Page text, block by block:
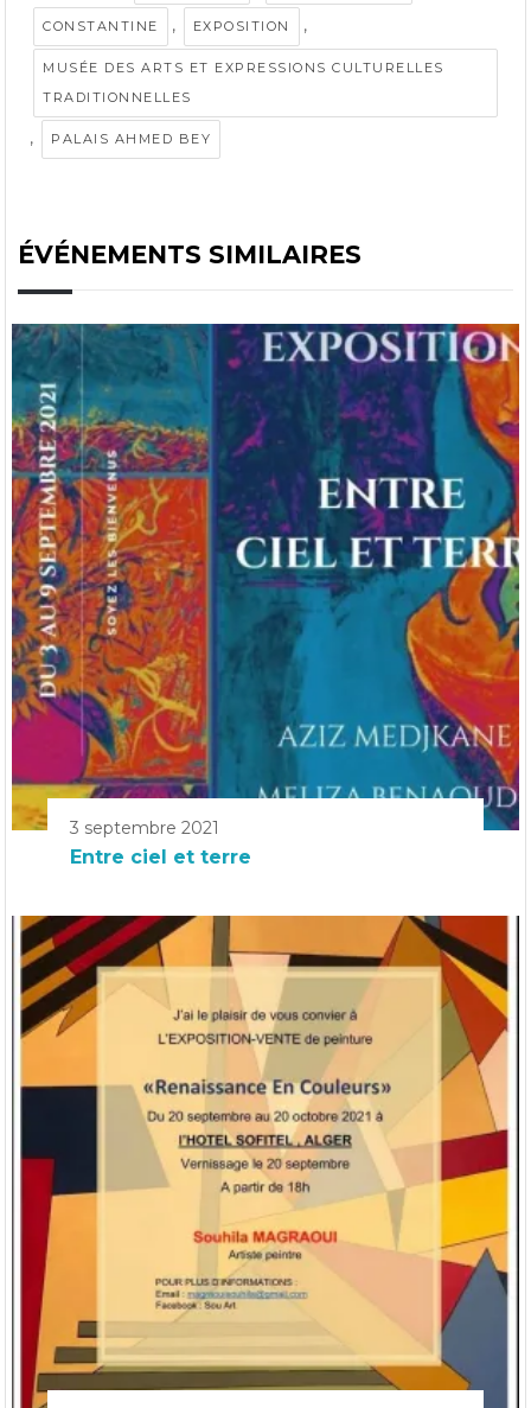
CONSTANTINE , EXPOSITION ,
MUSÉE DES ARTS ET EXPRESSIONS CULTURELLES
TRADITIONNELLES
, PALAIS AHMED BEY
ÉVÉNEMENTS SIMILAIRES
3 septembre 2021
Entre ciel et terre